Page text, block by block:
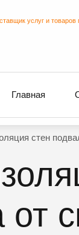
услуг и товаров
Главная
стен
от